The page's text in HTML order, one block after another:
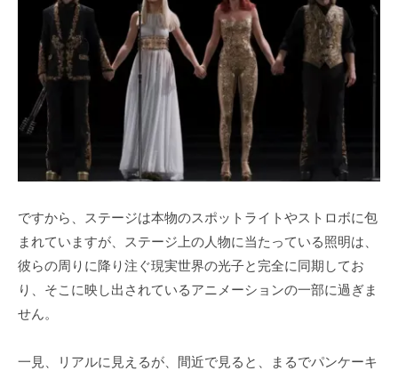
ですから、ステージは本物のスポットライトやストロボに包
まれていますが、ステージ上の人物に当たっている照明は、
彼らの周りに降り注ぐ現実世界の光子と完全に同期してお
り、そこに映し出されているアニメーションの一部に過ぎま
せん。
一見、リアルに見えるが、間近で見ると、まるでパンケーキ